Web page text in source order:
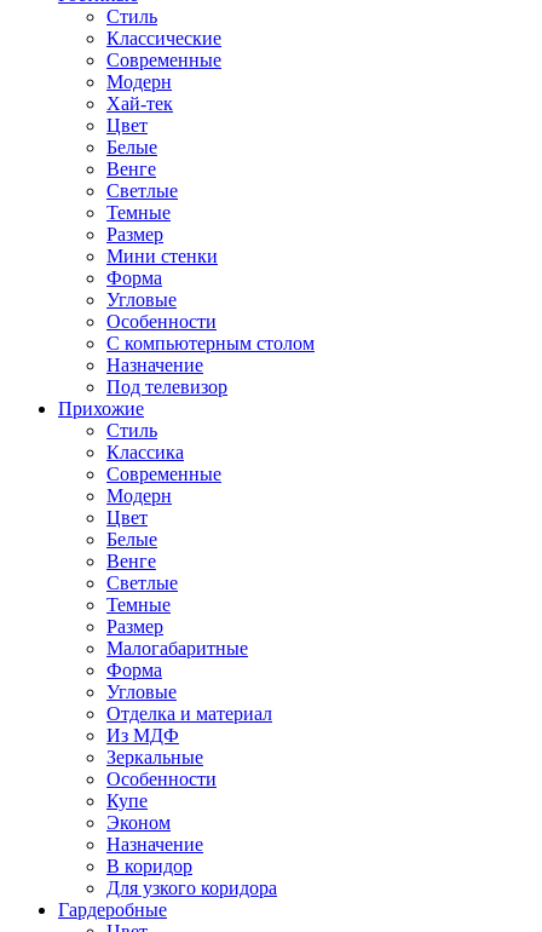
Стиль
Классические
Современные
Модерн
Хай-тек
Цвет
Белые
Венге
Светлые
Темные
Размер
Мини стенки
Форма
Угловые
Особенности
С компьютерным столом
Назначение
Под телевизор
Прихожие
Стиль
Классика
Современные
Модерн
Цвет
Белые
Венге
Светлые
Темные
Размер
Малогабаритные
Форма
Угловые
Отделка и материал
Из МДФ
Зеркальные
Особенности
Купе
Эконом
Назначение
В коридор
Для узкого коридора
Гардеробные